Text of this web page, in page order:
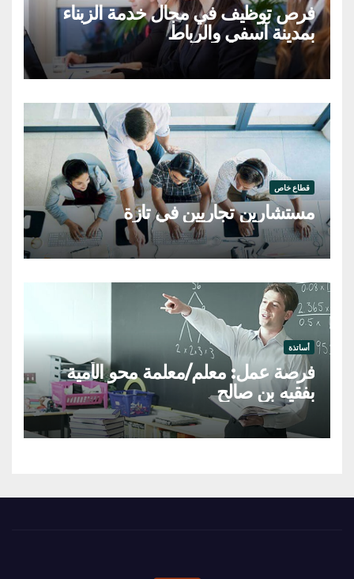
فرص توظيف في مجال خدمة الزبناء
بمدينة آسفي والرباط
قطاع خاص
مستشارين تجاريين في تازة
أساتذة
فرصة عمل: معلم/معلمة محو الأمية
بفقيه بن صالح